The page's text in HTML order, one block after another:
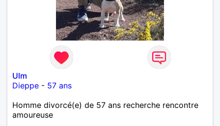
Ulm
Dieppe - 57 ans
Homme divorcé(e) de 57 ans recherche rencontre
amoureuse